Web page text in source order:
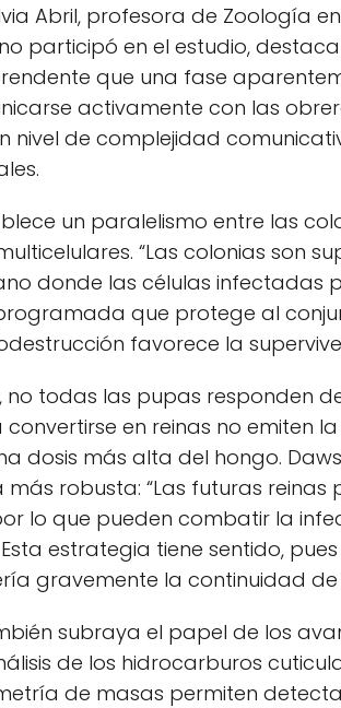
Abril, profesora de Zoología
participó en el estudio,
que una fase
activamente con las
nivel de complejidad
un paralelismo entre las
“Las colonias son
donde las células infectadas
que protege al
favorece la
no todas las pupas responden
en reinas no emiten
dosis más alta del hongo.
robusta: “Las futuras reinas
lo que pueden combatir la
Esta estrategia tiene sentido,
gravemente la continuidad de
subraya el papel de los
de los hidrocarburos
de masas permiten